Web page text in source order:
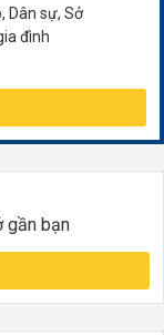
Dân sự, Sở
đình
gần bạn